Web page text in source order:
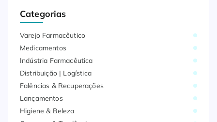
Categorias
Varejo Farmacêutico
Medicamentos
Indústria Farmacêutica
Distribuição | Logística
Falências & Recuperações
Lançamentos
Higiene & Beleza